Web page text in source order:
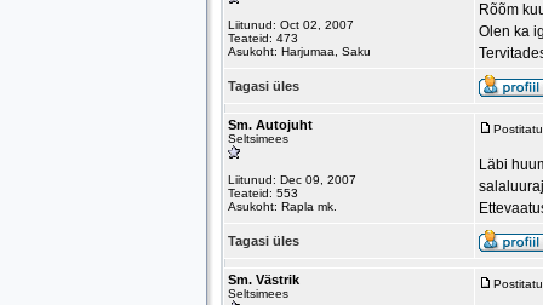
Liitunud: Oct 02, 2007
Teateid: 473
Asukoht: Harjumaa, Saku
Rõõm
Olen ka
Tagasi üles
Sm. Autojuht
Seltsimees
Liitunud: Dec 09, 2007
Teateid: 553
Asukoht: Rapla mk.
Läbi
Tagasi üles
Sm. Västrik
Seltsimees